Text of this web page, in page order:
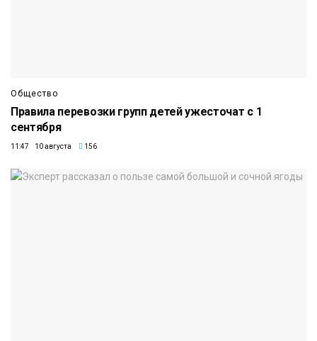
Общество
Правила перевозки групп детей ужесточат с 1
сентября
11:47 10 августа 156